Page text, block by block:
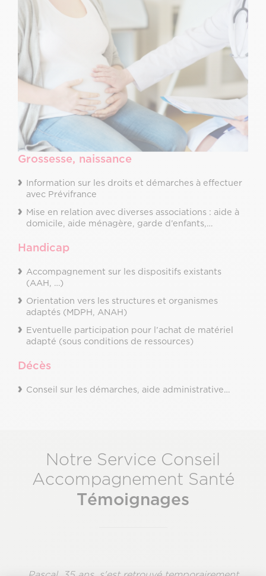
Grossesse, naissance
Information sur les droits et démarches à effectuer
avec Prévifrance
Mise en relation avec diverses associations : aide à
domicile, aide ménagère, garde d’enfants,…
Handicap
Accompagnement sur les dispositifs existants
(AAH, …)
Orientation vers les structures et organismes
adaptés (MDPH, ANAH)
Eventuelle participation pour l’achat de matériel
adapté (sous conditions de ressources)
Décès
Conseil sur les démarches, aide administrative…
Image
Notre Service Conseil
Accompagnement Santé
Témoignages